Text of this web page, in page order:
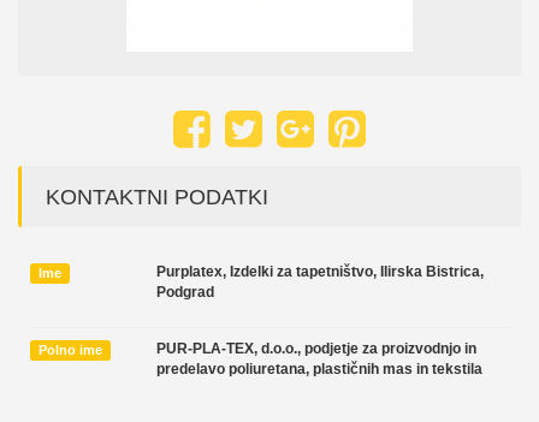
KONTAKTNI PODATKI
Ime
Purplatex, Izdelki za tapetništvo, Ilirska Bistrica,
Podgrad
Polno ime
PUR-PLA-TEX, d.o.o., podjetje za proizvodnjo in
predelavo poliuretana, plastičnih mas in tekstila